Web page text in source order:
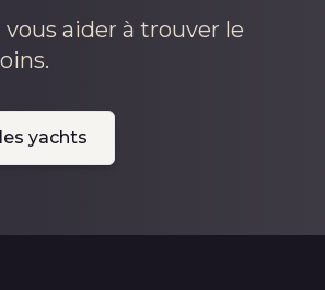
aider à trouver le
yachts